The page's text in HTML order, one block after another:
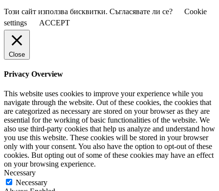
Този сайт използва бисквитки. Съгласявате ли се?
Cookie
settings
ACCEPT
Close
Privacy Overview
This website uses cookies to improve your experience while you
navigate through the website. Out of these cookies, the cookies that
are categorized as necessary are stored on your browser as they are
essential for the working of basic functionalities of the website. We
also use third-party cookies that help us analyze and understand how
you use this website. These cookies will be stored in your browser
only with your consent. You also have the option to opt-out of these
cookies. But opting out of some of these cookies may have an effect
on your browsing experience.
Necessary
Necessary